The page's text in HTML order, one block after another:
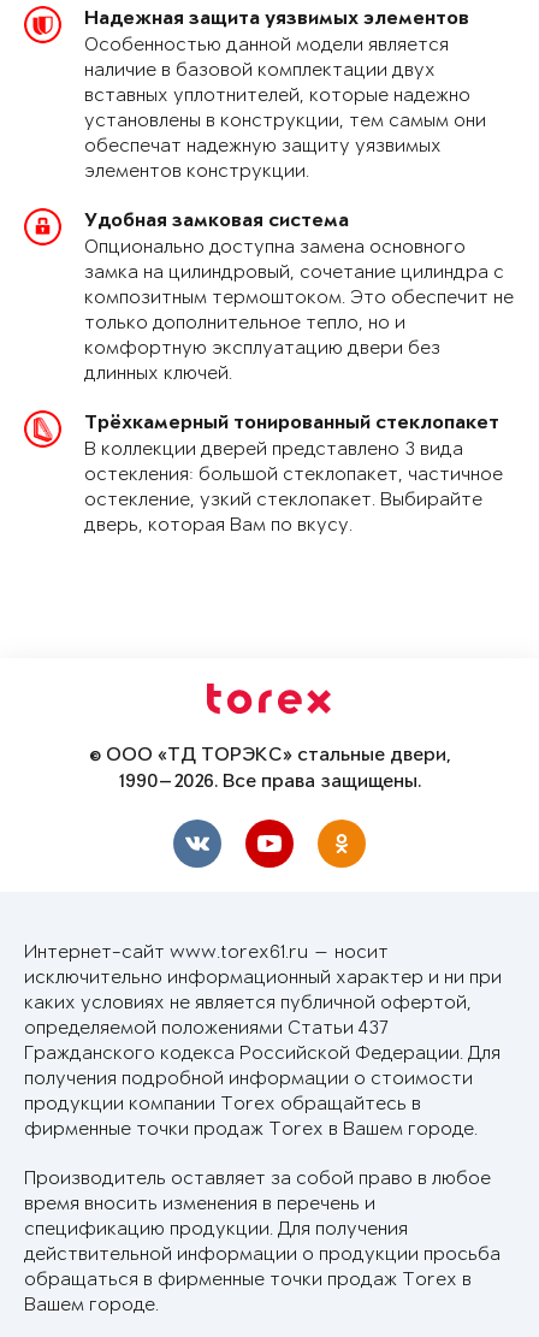
Надежная защита уязвимых элементов
Особенностью данной модели является
наличие в базовой комплектации двух
вставных уплотнителей, которые надежно
установлены в конструкции, тем самым они
обеспечат надежную защиту уязвимых
элементов конструкции.
Удобная замковая система
Опционально доступна замена основного
замка на цилиндровый, сочетание цилиндра с
композитным термоштоком. Это обеспечит не
только дополнительное тепло, но и
комфортную эксплуатацию двери без
длинных ключей.
Трёхкамерный тонированный стеклопакет
В коллекции дверей представлено 3 вида
остекления: большой стеклопакет, частичное
остекление, узкий стеклопакет. Выбирайте
дверь, которая Вам по вкусу.
© ООО «ТД ТОРЭКС» стальные двери,
1990—2026. Все права защищены.
Интернет-сайт www.torex61.ru — носит
исключительно информационный характер и ни при
каких условиях не является публичной офертой,
определяемой положениями Статьи 437
Гражданского кодекса Российской Федерации. Для
получения подробной информации о стоимости
продукции компании Torex обращайтесь в
фирменные точки продаж Torex в Вашем городе.
Производитель оставляет за собой право в любое
время вносить изменения в перечень и
спецификацию продукции. Для получения
действительной информации о продукции просьба
обращаться в фирменные точки продаж Torex в
Вашем городе.